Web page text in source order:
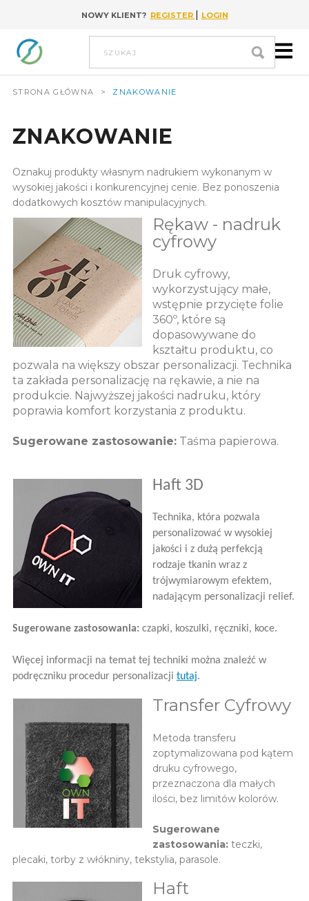
Go to contentNOWY KLIENT? REGISTER | LOGIN
szukaj
STRONA GŁÓWNA > ZNAKOWANIE
ZNAKOWANIE
Oznakuj produkty własnym nadrukiem wykonanym w
wysokiej jakości i konkurencyjnej cenie. Bez ponoszenia
dodatkowych kosztów manipulacyjnych.
Rękaw - nadruk
cyfrowy
Druk cyfrowy,
wykorzystujący małe,
wstępnie przycięte folie
360º, które są
dopasowywane do
kształtu produktu, co
pozwala na większy obszar personalizacji. Technika
ta zakłada personalizację na rękawie, a nie na
produkcie. Najwyższej jakości nadruku, który
poprawia komfort korzystania z produktu.
Sugerowane zastosowanie:Taśma papierowa.
Haft 3D
Technika, która pozwala
personalizować w wysokiej
jakości i z dużą perfekcją
rodzaje tkanin wraz z
trójwymiarowym efektem,
nadającym personalizacji relief.
Sugerowane zastosowania: czapki, koszulki, ręczniki, koce.
Więcej informacji na temat tej techniki można znaleźć w
podręczniku procedur personalizacji tutaj.
Transfer Cyfrowy
Metoda transferu
zoptymalizowana pod kątem
druku cyfrowego,
przeznaczona dla małych
ilości, bez limitów kolorów.
Sugerowane
zastosowania:teczki,
plecaki, torby z włókniny, tekstylia, parasole.
Haft